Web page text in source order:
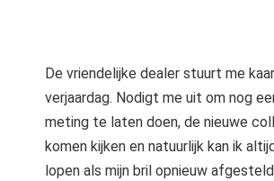
De vriendelijke dealer stuurt me
verjaardag. Nodigt me uit om nog
meting te laten doen, de nieuwe
komen kijken en natuurlijk kan ik
lopen als mijn bril opnieuw